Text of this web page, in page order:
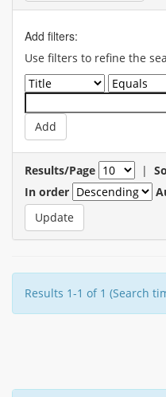
Add filters:
Use filters to refine the
Results/Page |
In order
Results 1-1 of 1 (Search